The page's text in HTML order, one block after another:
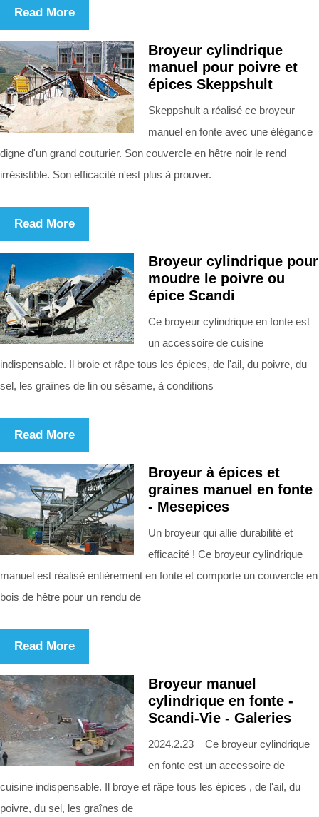
Read More
Broyeur cylindrique
manuel pour poivre et
épices Skeppshult
Skeppshult a réalisé ce broyeur
manuel en fonte avec une élégance
digne d'un grand couturier. Son couvercle en hêtre noir le rend
irrésistible. Son efficacité n'est plus à prouver.
Read More
Broyeur cylindrique pour
moudre le poivre ou
épice Scandi
Ce broyeur cylindrique en fonte est
un accessoire de cuisine
indispensable. Il broie et râpe tous les épices, de l'ail, du poivre, du
sel, les graînes de lin ou sésame, à conditions
Read More
Broyeur à épices et
graines manuel en fonte
- Mesepices
Un broyeur qui allie durabilité et
efficacité ! Ce broyeur cylindrique
manuel est réalisé entièrement en fonte et comporte un couvercle en
bois de hêtre pour un rendu de
Read More
Broyeur manuel
cylindrique en fonte -
Scandi-Vie - Galeries
2024.2.23 Ce broyeur cylindrique
en fonte est un accessoire de
cuisine indispensable. Il broye et râpe tous les épices , de l'ail, du
poivre, du sel, les graînes de